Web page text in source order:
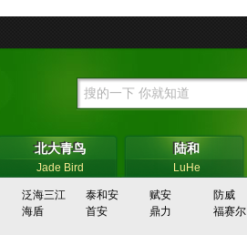
北大青鸟 陆和
北大青鸟
Jade Bird
陆和
LuHe
泛海三江 泰和安 赋安 防威
海盾 首安 鼎力 福赛尔